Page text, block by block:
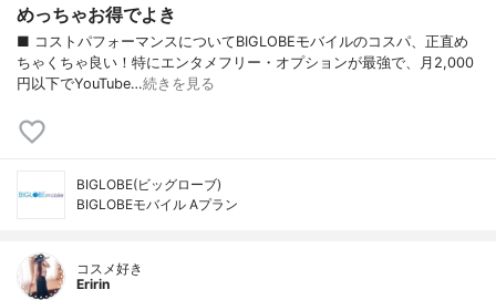
めっちゃお得でよき
■ コストパフォーマンスについてBIGLOBEモバイルのコスパ、正直め
ちゃくちゃ良い！特にエンタメフリー・オプションが最強で、月2,000
円以下でYouTube…続きを見る
BIGLOBE(ビッグローブ)
BIGLOBEモバイル Aプラン
コスメ好き
Eririn